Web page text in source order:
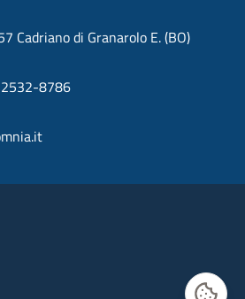
Cadriano di Granarolo E. (BO)
8786